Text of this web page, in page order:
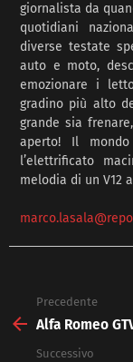
giornalista da
quotidiani
diverse testate
auto e moto,
emozionare i
gradino più alto
grande sia
aperto! Il
l’elettrificato
melodia di un V12
more
Precedente
Alfa Romeo
Successivo